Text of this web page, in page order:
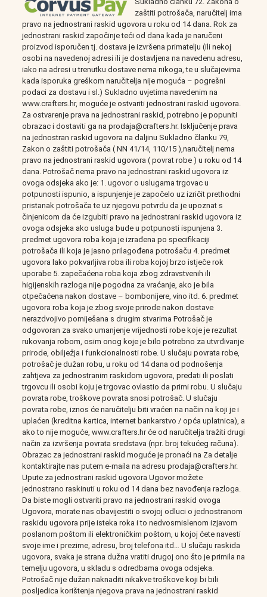
zaštiti potrošača, naručitelj ima
pravo na jednostrani raskid ugovora u roku od 14 dana. Rok za
jednostrani raskid započinje teći od dana kada je naručeni
proizvod isporučen tj. dostava je izvršena primatelju (ili nekoj
osobi na navedenoj adresi ili je dostavljena na navedenu adresu,
iako na adresi u trenutku dostave nema nikoga, te u slučajevima
kada isporuka greškom naručitelja nije moguća – pogrešni
podaci za dostavu i sl.) Sukladno uvjetima navedenim na
www.crafters.hr, moguće je ostvariti jednostrani raskid ugovora.
Za ostvarenje prava na jednostrani raskid, potrebno je popuniti
obrazac i dostaviti ga na prodaja@crafters.hr. Isključenje prava
na jednostran raskid ugovora na daljinu Sukladno članku 79,
Zakon o zaštiti potrošača ( NN 41/14, 110/15 ),naručitelj nema
pravo na jednostrani raskid ugovora ( povrat robe ) u roku od 14
dana. Potrošač nema pravo na jednostrani raskid ugovora iz
ovoga odsjeka ako je: 1. ugovor o uslugama trgovac u
potpunosti ispunio, a ispunjenje je započelo uz izričit prethodni
pristanak potrošača te uz njegovu potvrdu da je upoznat s
činjenicom da će izgubiti pravo na jednostrani raskid ugovora iz
ovoga odsjeka ako usluga bude u potpunosti ispunjena 3.
predmet ugovora roba koja je izrađena po specifikaciji
potrošača ili koja je jasno prilagođena potrošaču 4. predmet
ugovora lako pokvarljiva roba ili roba kojoj brzo istječe rok
uporabe 5. zapečaćena roba koja zbog zdravstvenih ili
higijenskih razloga nije pogodna za vraćanje, ako je bila
otpečaćena nakon dostave – bombonijere, vino itd. 6. predmet
ugovora roba koja je zbog svoje prirode nakon dostave
nerazdvojivo pomiješana s drugim stvarima Potrošač je
odgovoran za svako umanjenje vrijednosti robe koje je rezultat
rukovanja robom, osim onog koje je bilo potrebno za utvrđivanje
prirode, obilježja i funkcionalnosti robe. U slučaju povrata robe,
potrošač je dužan robu, u roku od 14 dana od podnošenja
zahtjeva za jednostranim raskidom ugovora, predati ili poslati
trgovcu ili osobi koju je trgovac ovlastio da primi robu. U slučaju
povrata robe, troškove povrata snosi potrošač. U slučaju
povrata robe, iznos će naručitelju biti vraćen na način na koji je i
uplaćen (kreditna kartica, internet bankarstvo / opća uplatnica), a
ako to nije moguće, www.crafters.hr će od naručitelja tražiti drugi
način za izvršenja povrata sredstava (npr. broj tekućeg računa).
Obrazac za jednostrani raskid moguće je pronaći na Za detalje
kontaktirajte nas putem e-maila na adresu prodaja@crafters.hr.
Upute za jednostrani raskid ugovora Ugovor možete
jednostrano raskinuti u roku od 14 dana bez navođenja razloga.
Da biste mogli ostvariti pravo na jednostrani raskid ovoga
Ugovora, morate nas obavijestiti o svojoj odluci o jednostranom
raskidu ugovora prije isteka roka i to nedvosmislenom izjavom
poslanom poštom ili elektroničkim poštom, u kojoj ćete navesti
svoje ime i prezime, adresu, broj telefona itd… U slučaju raskida
ugovora, svaka je strana dužna vratiti drugoj ono što je primila na
temelju ugovora, u skladu s odredbama ovoga odsjeka.
Potrošač nije dužan naknaditi nikakve troškove koji bi bili
posljedica korištenja njegova prava na jednostrani raskid